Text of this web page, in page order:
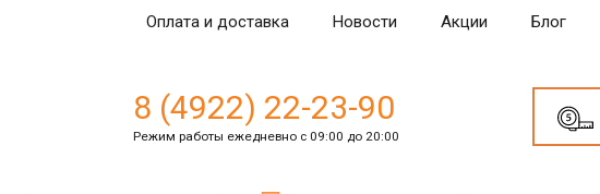
Оплата и доставка Новости Акции Блог
8 (4922) 22-23-90
Режим работы ежедневно с 09:00 до 20:00